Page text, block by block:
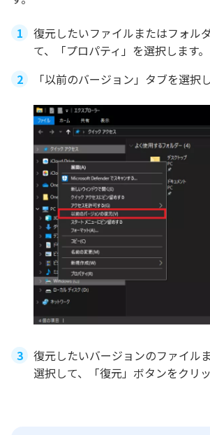
復元したいファイルまたはフォル
て、「プロパティ」を選択します。
「以前のバージョン」タブを選択し
復元したいバージョンのファイル
選択して、「復元」ボタンをクリッ